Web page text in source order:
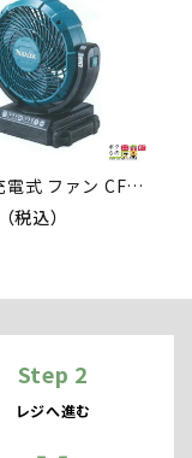
マキタ 充電式 ファン CF101DZ
税込）
Step 2
レジへ進む